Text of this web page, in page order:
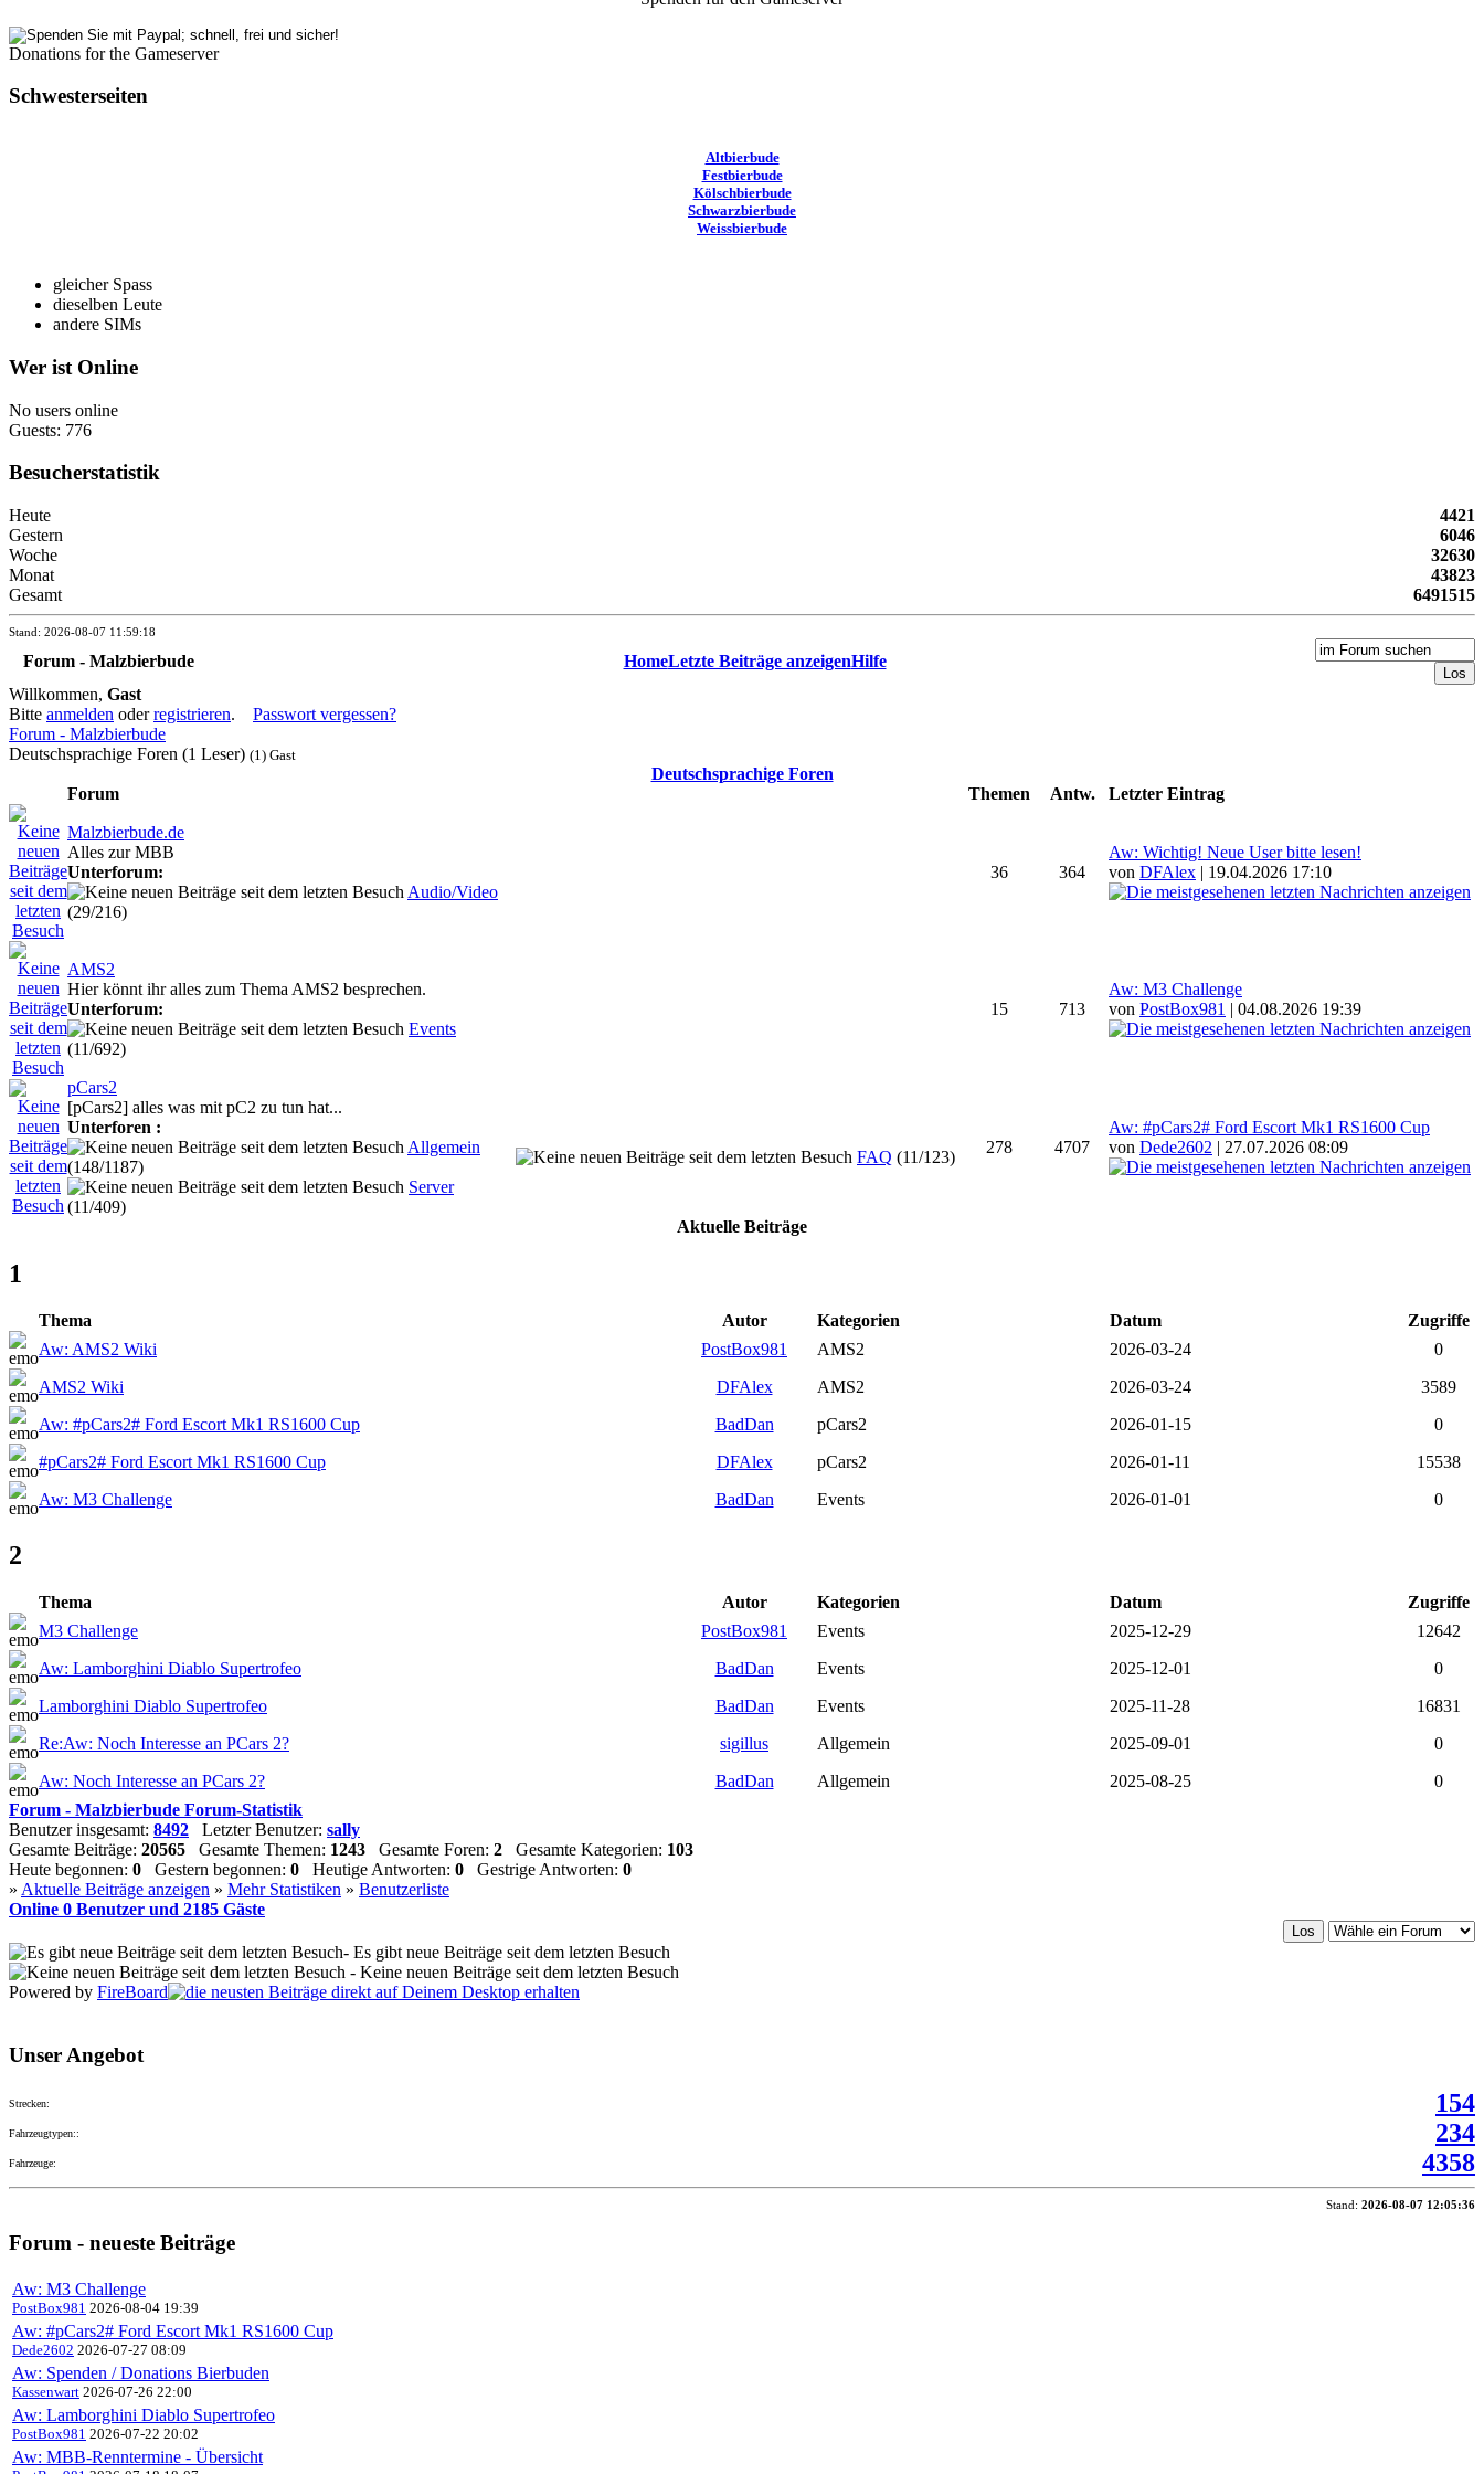
Donations for the Gameserver
Schwesterseiten
Altbierbude
Festbierbude
Kölschbierbude
Schwarzbierbude
Weissbierbude
gleicher Spass
dieselben Leute
andere SIMs
Wer ist Online
No users online
Guests: 776
Besucherstatistik
Heute
4421
Gestern
6046
Woche
32630
Monat
43823
Gesamt
6491515
Stand: 2026-08-07 11:59:18
Forum - Malzbierbude HomeLetzte Beiträge anzeigenHilfe
Willkommen, Gast
Bitte anmelden oderregistrieren. Passwort vergessen?
Forum - Malzbierbude
Deutschsprachige Foren (1 Leser) (1) Gast
Deutschsprachige Foren
Forum
Themen Antw. Letzter Eintrag
Malzbierbude.de
Alles zur MBB
Unterforum:
Audio/Video
(29/216)
36 364
Aw: Wichtig! Neue User bitte lesen!
von DFAlex | 19.04.2026 17:10
AMS2
Hier könnt ihr alles zum Thema AMS2 besprechen.
Unterforum:
Events
(11/692)
15 713
Aw: M3 Challenge
von PostBox981 | 04.08.2026 19:39
pCars2
[pCars2] alles was mit pC2 zu tun hat...
Unterforen :
Allgemein
(148/1187)
FAQ (11/123)
Server
(11/409)
278 4707
Aw: #pCars2# Ford Escort Mk1 RS1600 Cup
von Dede2602 | 27.07.2026 08:09
Aktuelle Beiträge
1
Thema Autor Kategorien Datum
Zugriffe
Aw: AMS2 Wiki
PostBox981 AMS2 2026-03-24
0
AMS2 Wiki
DFAlex AMS2 2026-03-24
3589
Aw: #pCars2# Ford Escort Mk1 RS1600 Cup
BadDan pCars2 2026-01-15
0
#pCars2# Ford Escort Mk1 RS1600 Cup
DFAlex pCars2 2026-01-11
15538
Aw: M3 Challenge
BadDan Events 2026-01-01 0
2
Thema Autor Kategorien Datum
Zugriffe
M3 Challenge
PostBox981 Events 2025-12-29
12642
Aw: Lamborghini Diablo Supertrofeo
BadDan Events 2025-12-01
0
Lamborghini Diablo Supertrofeo
BadDan Events 2025-11-28
16831
Re:Aw: Noch Interesse an PCars 2?
sigillus Allgemein 2025-09-01
0
Aw: Noch Interesse an PCars 2?
BadDan Allgemein 2025-08-25
0
Forum - Malzbierbude Forum-Statistik
Benutzer insgesamt: 8492 Letzter Benutzer: sally
Gesamte Beiträge: 20565 Gesamte Themen: 1243 Gesamte Foren: 2 Gesamte Kategorien: 103
Heute begonnen: 0 Gestern begonnen: 0 Heutige Antworten: 0 Gestrige Antworten: 0
» Aktuelle Beiträge anzeigen » Mehr Statistiken » Benutzerliste
Online 0 Benutzer und 2185 Gäste
- Es gibt neue Beiträge seit dem letzten Besuch
- Keine neuen Beiträge seit dem letzten Besuch
Powered by FireBoard
Unser Angebot
Strecken: 154
Fahrzeugtypen:: 234
Fahrzeuge: 4358
Stand: 2026-08-07 12:05:36
Forum - neueste Beiträge
Aw: M3 Challenge
PostBox981 2026-08-04 19:39
Aw: #pCars2# Ford Escort Mk1 RS1600 Cup
Dede2602 2026-07-27 08:09
Aw: Spenden / Donations Bierbuden
Kassenwart 2026-07-26 22:00
Aw: Lamborghini Diablo Supertrofeo
PostBox981 2026-07-22 20:02
Aw: MBB-Renntermine - Übersicht